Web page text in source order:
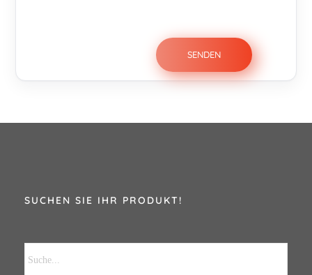
SUCHEN SIE IHR PRODUKT!